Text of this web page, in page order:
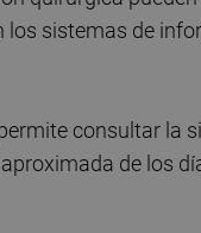
sistemas de
consultar la
de los